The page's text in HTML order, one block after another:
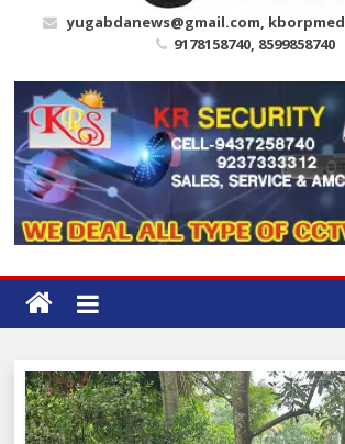
yugabdanews@gmail.com,
9178158740, 8599858740